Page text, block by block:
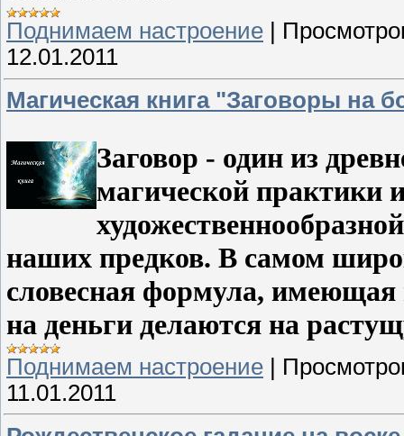
Поднимаем настроение
12.01.2011
Магическая книга "Заговоры на
Заговор - один из
магической практики
наших предков. В самом
словесная формула, имеющая
на деньги делаются на
Поднимаем настроение
11.01.2011